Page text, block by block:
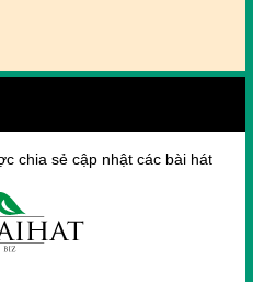
chia sẻ cập nhật các bài hát